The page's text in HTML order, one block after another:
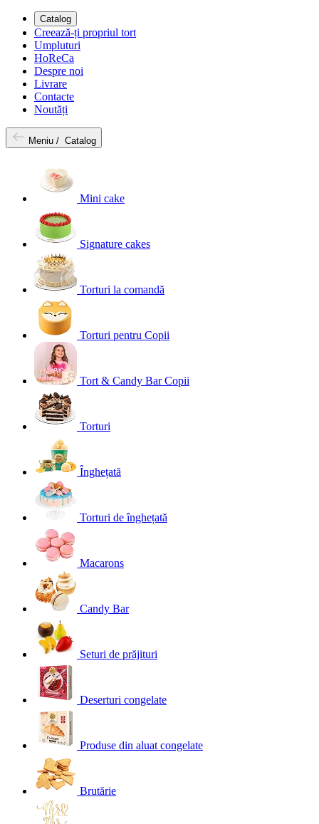
Catalog
Creează-ți propriul tort
Umpluturi
HoReCa
Despre noi
Livrare
Contacte
Noutăți
Meniu / Catalog
Mini cake
Signature cakes
Torturi la comandă
Torturi pentru Copii
Tort & Candy Bar Copii
Torturi
Înghețată
Torturi de înghețată
Macarons
Candy Bar
Seturi de prăjituri
Deserturi congelate
Produse din aluat congelate
Brutărie